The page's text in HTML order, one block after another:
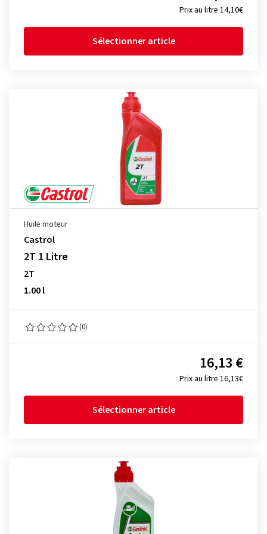
Prix au litre 14,10€
Sélectionner article
Huile moteur
Castrol
2T 1 Litre
2T
1.00 l
(0)
Prix au litre 16,13€
16,13 €
Sélectionner article